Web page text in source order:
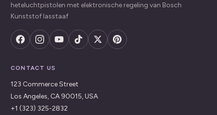
heteluchtpistolen met elektronische regeling van Bosch
Kunststof lasstaaf
CONTACT US
123 Commerce Street
Los Angeles, CA 90015, USA
+1 (323) 325-2832